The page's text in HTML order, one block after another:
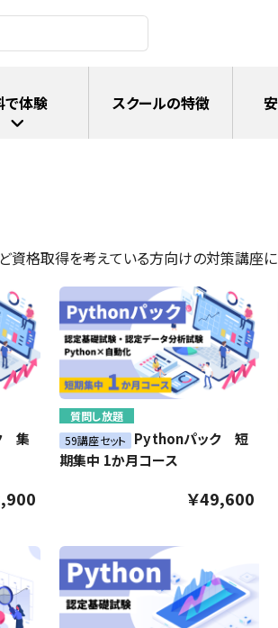
格取得を考えている方向けの対策講座に
集
質問し放題
59講座セット
Pythonパック 短
期集中 1か月コース
￥49,600
スクールの特徴
で体験